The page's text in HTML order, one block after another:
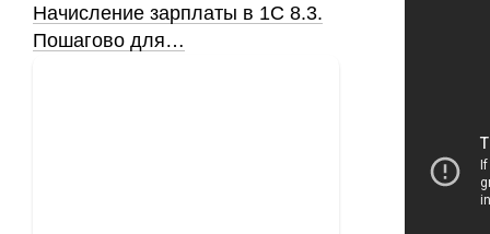
Начисление зарплаты в 1С 8.3.
Пошагово для…